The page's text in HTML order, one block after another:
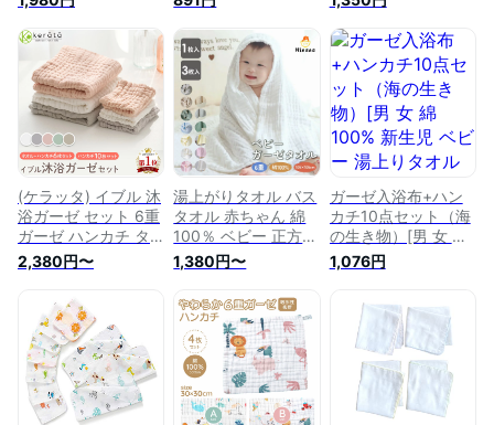
ゼタオル ガーゼハン
カチ 沐浴布 湯上り
綿100％ 吸水速乾 ガ
ーゼ 保育園 幼稚園
くすみカラー 大 小
敏感肌 ふんわり
チ 赤ちゃん ベビー
かわいい 沐浴ガーゼ
沐浴 ハンカチ タオ
ル お風呂 ガーゼタ
オル 出産準備 ベビ
ー用品 綿100 沐浴タ
オル バスタオル【プ
レゼント】【新生
児】
ンカチ キッズ ルー
プ付 6重 保育園
25*25cm 綿 綿
100％ 入園準備 新生
児 バスタオル 赤ち
ゃん よだれふき 食
事 沐浴 出産祝 柔ら
かく 吸水
(ケラッタ) イブル 沐
浴ガーゼ セット 6重
ガーゼ ハンカチ タ
オル ガーゼハンカチ
ベビー 赤ちゃん 新
生児 出産祝い 沐浴
布 幼稚園 保育園 く
すみカラー 6枚セッ
ト 10枚セット ホワ
イト グレー ピンク
グリーン ベージュ
大 小
2,380円〜
湯上がりタオル バス
タオル 赤ちゃん 綿
100％ ベビー 正方形
ガーゼタオル 湯上り
タオル ベビー くす
みカラー 無地/レー
ス縁取り 沐浴ガーゼ
吸水性 子供 新生児
ベビーバス 6重ガー
ゼ おくるみ【1枚/3
枚セット】ガーゼケ
ット
1,380円〜
ガーゼ入浴布+ハン
カチ10点セット（海
の生き物）[男 女 綿
100% 新生児 ベビー
湯上りタオル ハンカ
沐浴ガーゼ 入浴布
ガーゼセット 沐浴
お風呂]
1,076円